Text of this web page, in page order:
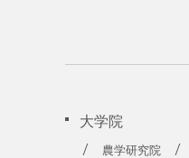
大学院
農学研究院